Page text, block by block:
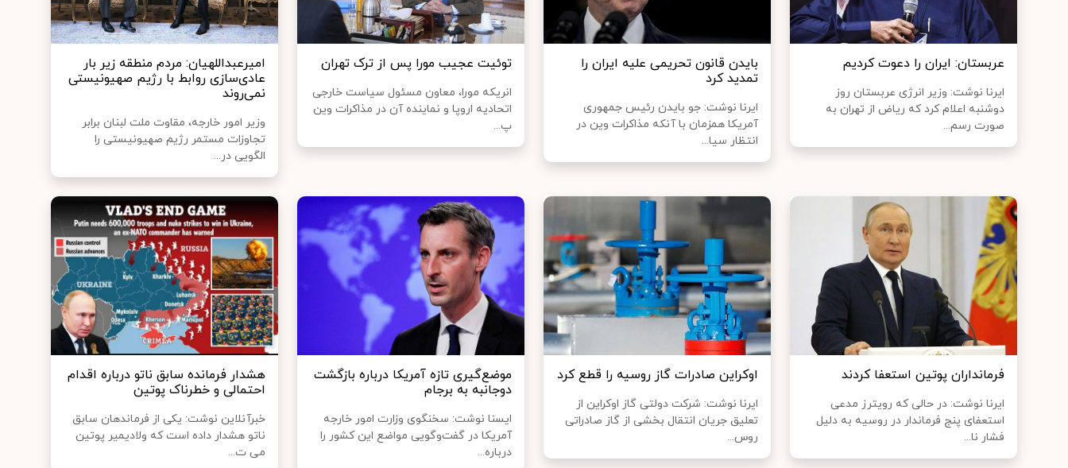
عربستان: ایران را دعوت کردیم
ایرنا نوشت: وزیر انرژی عربستان روز
دوشنبه اعلام کرد که ریاض از تهران به
صورت رسم...
بایدن قانون تحریمی علیه ایران را
تمدید کرد
ایرنا نوشت: جو بایدن رئیس جمهوری
آمریکا همزمان با آنکه مذاکرات وین در
انتظار سیا...
توئیت عجیب مورا پس از ترک تهران
انریکه مورا، معاون مسئول سیاست خارجی
اتحادیه اروپا و نماینده آن در مذاکرات وین
پ...
امیرعبداللهیان: مردم منطقه زیر بار
عادی‌سازی روابط با رژیم صهیونیستی
نمی‌روند
وزیر امور خارجه، مقاوت ملت لبنان برابر
تجاوزات مستمر رژیم صهیونیستی را
الگویی در...
فرمانداران پوتین استعفا کردند
ایرنا نوشت: در حالی که رویترز مدعی
استعفای پنج فرماندار در روسیه به دلیل
فشار نا...
اوکراین صادرات گاز روسیه را قطع کرد
ایرنا نوشت: شرکت دولتی گاز اوکراین از
تعلیق جریان انتقال بخشی از گاز صادراتی
روس...
موضع‌گیری تازه آمریکا درباره بازگشت
دوجانبه به برجام
ایسنا نوشت: سخنگوی وزارت امور خارجه
آمریکا در گفت‌وگویی مواضع این کشور را
درباره...
هشدار فرمانده سابق ناتو درباره اقدام
احتمالی و خطرناک پوتین
خبرآنلاین نوشت: یکی از فرماندهان سابق
ناتو هشدار داده است که ولادیمیر پوتین
می ت...